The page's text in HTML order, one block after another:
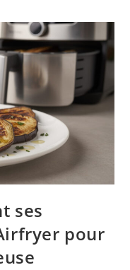
ses
pour